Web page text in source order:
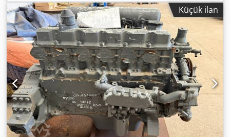
KH125-3 KH150-3 KH180-3 KH230-3 Dedpfjtz Sr Esx Ag Sjck
Üretildiği ülke: JP Daha fazla bilgi için lütfen Christiaan
Dekker ile irtibata geçiniz.
Küçük ilan